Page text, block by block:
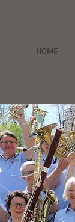
HOME